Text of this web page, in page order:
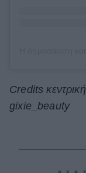
Credits
gixie_beauty